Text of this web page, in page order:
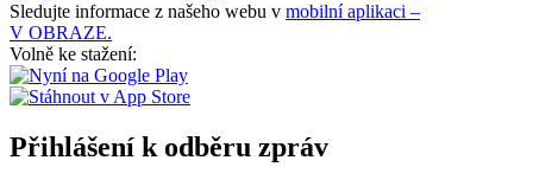
Sledujte informace z našeho webu v mobilní aplikaci –
V OBRAZE.
Volně ke stažení:
Přihlášení k odběru zpráv